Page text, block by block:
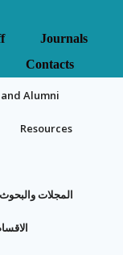
Journals
Contacts
Alumni
Resources
المجلات والبحوث